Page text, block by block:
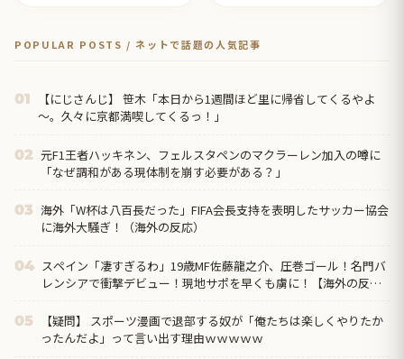
POPULAR POSTS / ネットで話題の人気記事
01
【にじさんじ】 笹木「本日から1週間ほど里に帰省してくるやよ
～。久々に京都満喫してくるっ！」
02 元F1王者ハッキネン、フェルスタペンのマクラーレン加入の噂に
「なぜ調和がある現体制を崩す必要がある？」
03 海外「W杯は八百長だった」FIFA会長支持を表明したサッカー協会
に海外大騒ぎ！（海外の反応）
04 スペイン「凄すぎるわ」19歳MF佐藤龍之介、圧巻ゴール！名門バ
レンシアで衝撃デビュー！現地サポを早くも虜に！【海外の反
05
【疑問】 スポーツ漫画で退部する奴が「俺たちは楽しくやりたか
ったんだよ」って言い出す理由ｗｗｗｗｗ